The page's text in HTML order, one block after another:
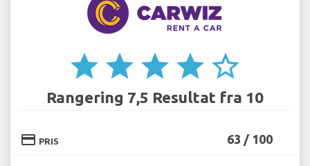
star star star star star_border
Rangering 7,5 Resultat fra 10
credit_card PRIS 63 / 100